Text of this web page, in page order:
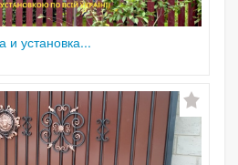
и установка...